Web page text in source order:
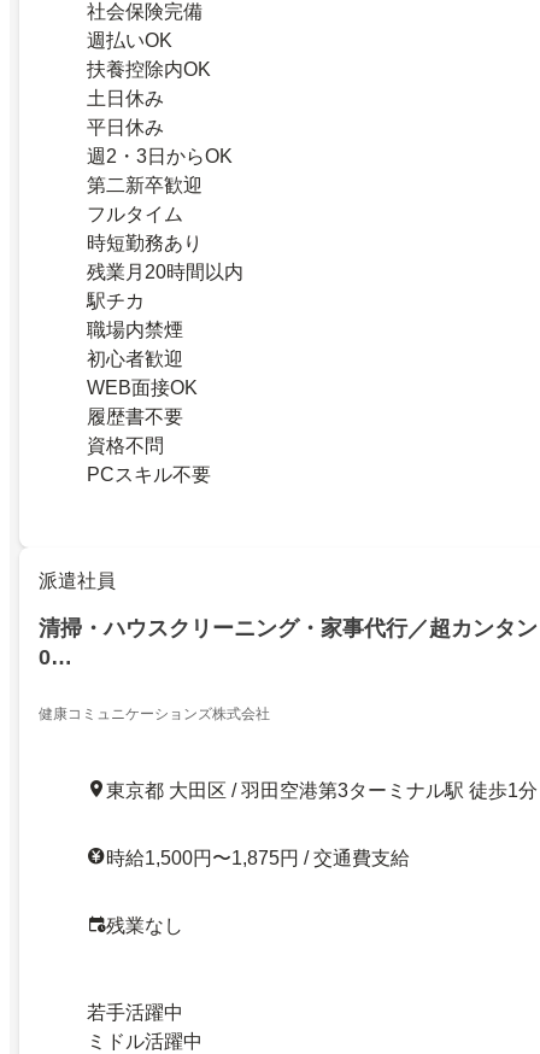
社会保険完備
週払いOK
扶養控除内OK
土日休み
平日休み
週2・3日からOK
第二新卒歓迎
フルタイム
時短勤務あり
残業月20時間以内
駅チカ
職場内禁煙
初心者歓迎
WEB面接OK
履歴書不要
資格不問
PCスキル不要
派遣社員
清掃・ハウスクリーニング・家事代行／超カンタ
0…
健康コミュニケーションズ株式会社
東京都 大田区 / 羽田空港第3ターミナル駅 徒歩1分
時給1,500円〜1,875円 / 交通費支給
残業なし
若手活躍中
ミドル活躍中